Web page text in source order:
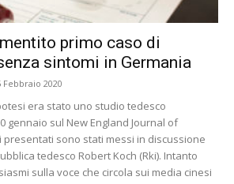
primo caso di
sintomi in Germania
Febbraio 2020
era stato uno studio tedesco
gennaio sul New England Journal of
presentati sono stati messi in discussione
tedesco Robert Koch (Rki). Intanto
sulla voce che circola sui media cinesi